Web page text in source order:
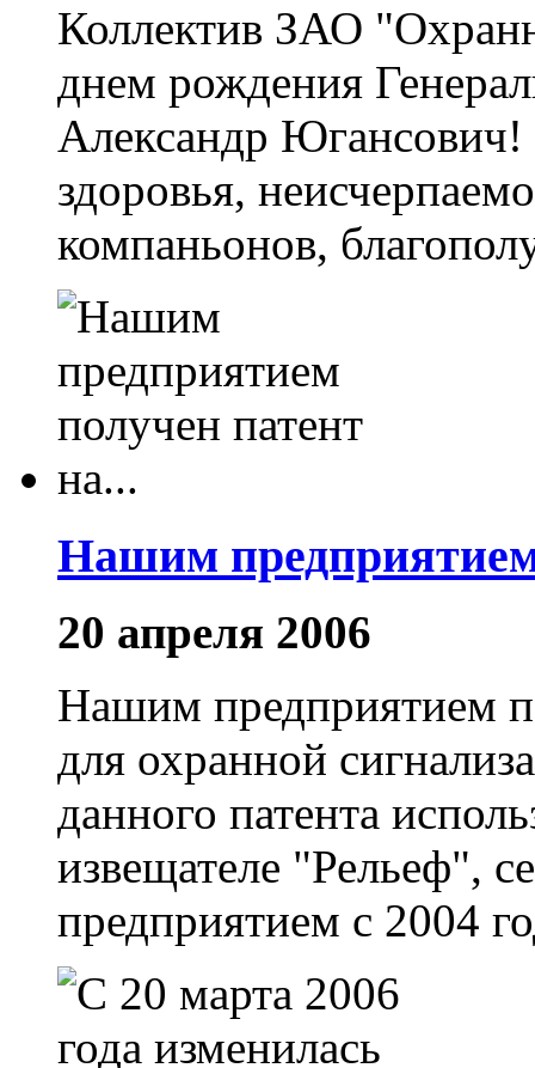
Коллектив ЗАО
днем рождения
Александр
здоровья,
компаньонов,
Нашим
20 апреля 2006
Нашим предприятием
для охранной
данного патента
извещателе "Рельеф",
предприятием с 2004